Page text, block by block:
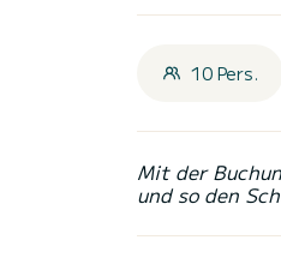
10 Pers.
Mit der
und so den